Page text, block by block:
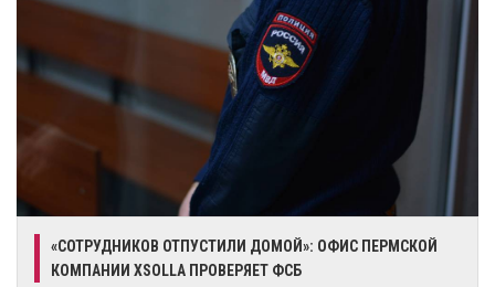
«СОТРУДНИКОВ ОТПУСТИЛИ ДОМОЙ»: ОФИС ПЕРМСКОЙ
КОМПАНИИ XSOLLA ПРОВЕРЯЕТ ФСБ